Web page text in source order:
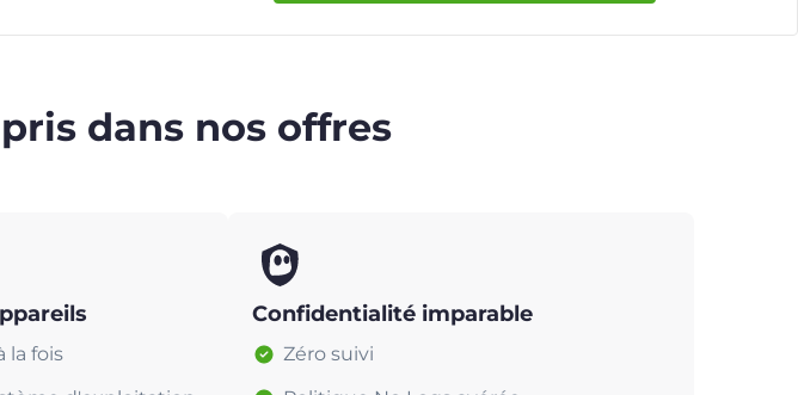
dans nos offres
la fois
Confidentialité imparable
Zéro suivi